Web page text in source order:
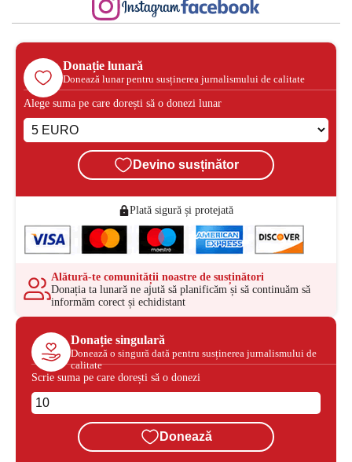
Donație lunară
Donează lunar pentru susținerea jurnalismului de calitate
Alege suma pe care dorești să o donezi lunar
Devino susținător
Plată sigură și protejată
Alătură-te comunității noastre de susținători
Donația ta lunară ne ajută să planificăm și să continuăm să
informăm corect și echidistant
Donație singulară
Donează o singură dată pentru susținerea jurnalismului de
calitate
Scrie suma pe care dorești să o donezi
Donează